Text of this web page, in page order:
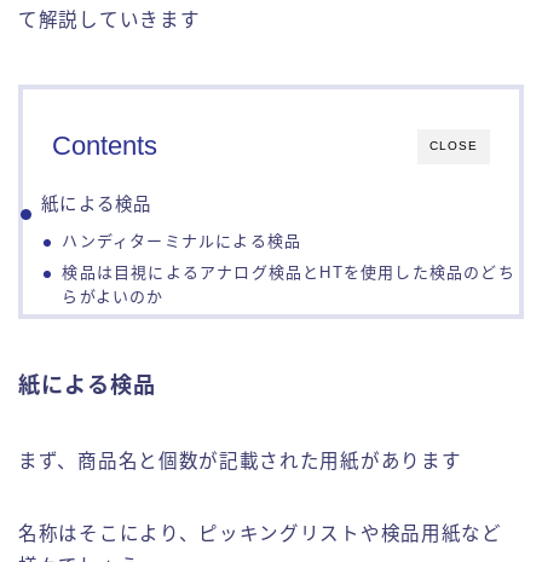
て解説していきます
CLOSE
Contents
紙による検品
ハンディターミナルによる検品
検品は目視によるアナログ検品とHTを使用した検品のどち
らがよいのか
紙による検品
まず、商品名と個数が記載された用紙があります
名称はそこにより、ピッキングリストや検品用紙など